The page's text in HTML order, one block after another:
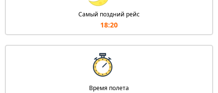
Самый поздний рейс
18:20
Время полета